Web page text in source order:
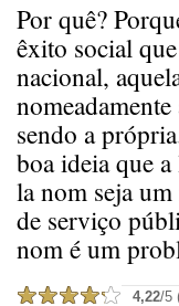
Por quê?
êxito social
nacional,
sendo a
boa ideia que
la nom seja
de serviço
nom é um
4,22/5